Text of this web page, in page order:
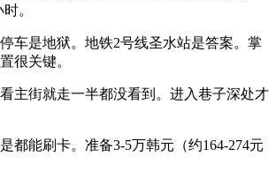
。
停车是地狱。地铁2号线圣水站是答案。掌
很关键。
看主街就走一半都没看到。进入巷子深处才
是都能刷卡。准备3-5万韩元（约164-274元